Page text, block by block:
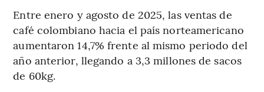
Entre enero y agosto de 2025, las ventas de
café colombiano hacia el país norteamericano
aumentaron 14,7% frente al mismo periodo del
año anterior, llegando a 3,3 millones de sacos
de 60kg.